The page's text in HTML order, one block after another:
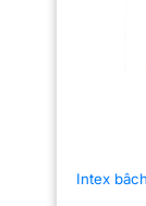
compagnie.
pas utilisée, il
et de la ranger
Intex